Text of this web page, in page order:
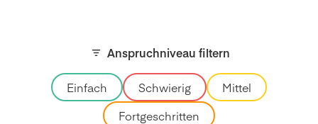
Anspruchniveau filtern
Einfach Schwierig
Mittel
Fortgeschritten